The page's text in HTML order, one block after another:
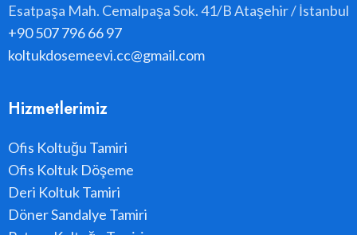
Esatpaşa Mah. Cemalpaşa Sok. 41/B Ataşehir / İstanbul
+90 507 796 66 97
koltukdosemeevi.cc@gmail.com
Hizmetlerimiz
Ofis Koltuğu Tamiri
Ofis Koltuk Döşeme
Deri Koltuk Tamiri
Döner Sandalye Tamiri